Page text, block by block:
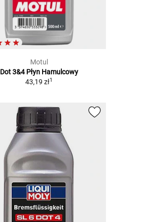
Motul
Dot 3&4 Płyn Hamulcowy
43,19 zł1